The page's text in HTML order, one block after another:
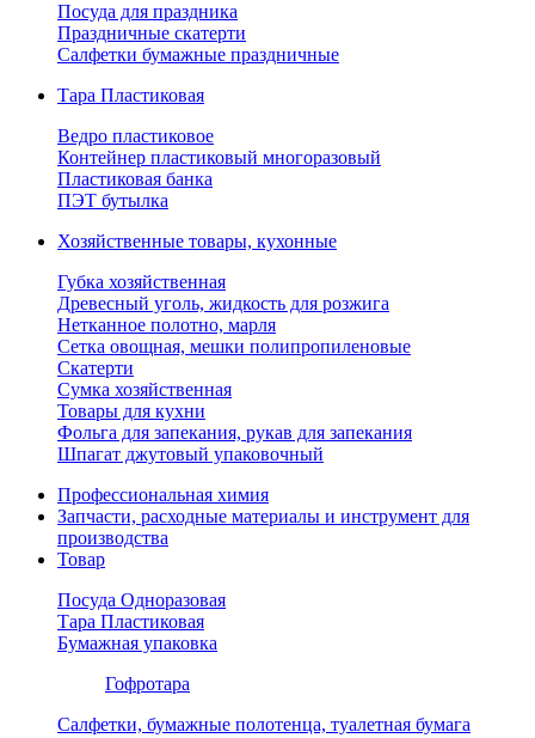
Посуда для праздника
Праздничные скатерти
Салфетки бумажные праздничные
Тара Пластиковая
Ведро пластиковое
Контейнер пластиковый многоразовый
Пластиковая банка
ПЭТ бутылка
Хозяйственные товары, кухонные
Губка хозяйственная
Древесный уголь, жидкость для розжига
Нетканное полотно, марля
Сетка овощная, мешки полипропиленовые
Скатерти
Сумка хозяйственная
Товары для кухни
Фольга для запекания, рукав для запекания
Шпагат джутовый упаковочный
Профессиональная химия
Запчасти, расходные материалы и инструмент для
производства
Товар
Посуда Одноразовая
Тара Пластиковая
Бумажная упаковка
Гофротара
Салфетки, бумажные полотенца, туалетная бумага